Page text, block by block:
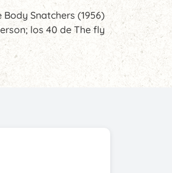
Snatchers (1956)
los 40 de The fly